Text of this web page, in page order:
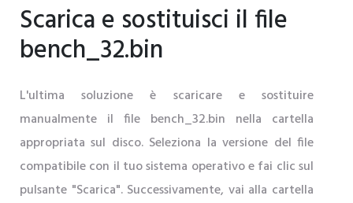
Scarica e sostituisci il file
bench_32.bin
L'ultima soluzione è scaricare e sostituire
manualmente il file bench_32.bin nella cartella
appropriata sul disco. Seleziona la versione del file
compatibile con il tuo sistema operativo e fai clic sul
pulsante "Scarica". Successivamente, vai alla cartella